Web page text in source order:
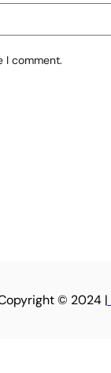
I comment.
© 2024 |